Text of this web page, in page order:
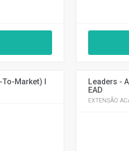
Market) I
Leaders -
EAD
EXTENSÃO